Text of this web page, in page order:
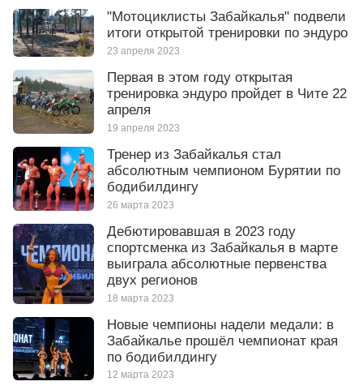
"Мотоциклисты Забайкалья" подвели
итоги открытой тренировки по эндуро
23 апреля 2023
Первая в этом году открытая
тренировка эндуро пройдет в Чите 22
апреля
19 апреля 2023
Тренер из Забайкалья стал
абсолютным чемпионом Бурятии по
бодибилдингу
26 марта 2023
Дебютировавшая в 2023 году
спортсменка из Забайкалья в марте
выиграла абсолютные первенства
двух регионов
18 марта 2023
Новые чемпионы надели медали: в
Забайкалье прошёл чемпионат края
по бодибилдингу
12 марта 2023